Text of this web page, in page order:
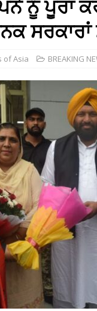
ਨੂੰ ਪੂਰਾ
of Asia BREAKING